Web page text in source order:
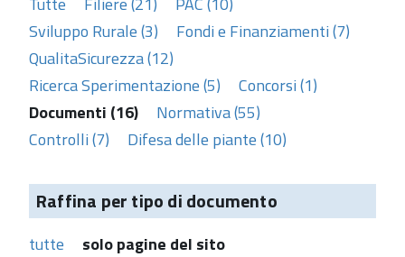
Sviluppo Rurale (3)
Fondi e Finanziamenti (7)
QualitaSicurezza (12)
Ricerca Sperimentazione (5)
Concorsi (1)
Documenti (16)
Normativa (55)
Controlli (7)
Difesa delle piante (10)
Raffina per tipo di documento
tutte
solo pagine del sito